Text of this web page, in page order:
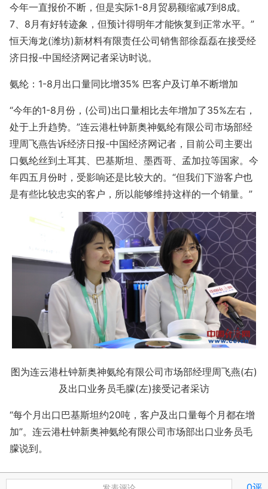
今年一直报价不断，但是实际1-8月贸易额缩减7到8成。
7、8月有好转迹象，但预计得明年才能恢复到正常水平。”
恒天海龙(潍坊)新材料有限责任公司销售部徐磊磊在接受经
济日报-中国经济网记者采访时说。
氨纶：1-8月出口量同比增35% 巴客户及订单不断增加
“今年的1-8月份，(公司)出口量相比去年增加了35%左右，
处于上升趋势。”连云港杜钟新奥神氨纶有限公司市场部经
理周飞燕告诉经济日报-中国经济网记者，目前公司主要出
口氨纶丝到土耳其、巴基斯坦、墨西哥、孟加拉等国家。今
年四五月份时，受影响还是比较大的。“但我们下游客户也
是有些比较忠实的客户，所以能够维持这样的一个销量。”
图为连云港杜钟新奥神氨纶有限公司市场部经理周飞燕(右)
及出口业务员毛朦(左)接受记者采访
“每个月出口巴基斯坦约20吨，客户及出口量每个月都在增
加”。连云港杜钟新奥神氨纶有限公司市场部出口业务员毛
朦说到。